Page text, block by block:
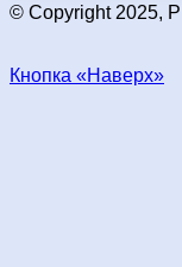
© Copyright 2025,
Кнопка «Наверх»